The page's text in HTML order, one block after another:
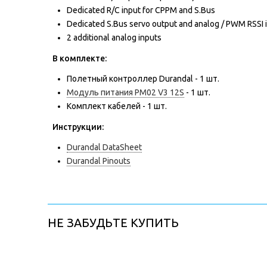
Dedicated R/C input for CPPM and S.Bus
Dedicated S.Bus servo output and analog / PWM RSSI
2 additional analog inputs
В комплекте:
Полетный контроллер Durandal - 1 шт.
Модуль питания PM02 V3 12S - 1 шт.
Комплект кабелей - 1 шт.
Инструкции:
Durandal DataSheet
Durandal Pinouts
НЕ ЗАБУДЬТЕ КУПИТЬ